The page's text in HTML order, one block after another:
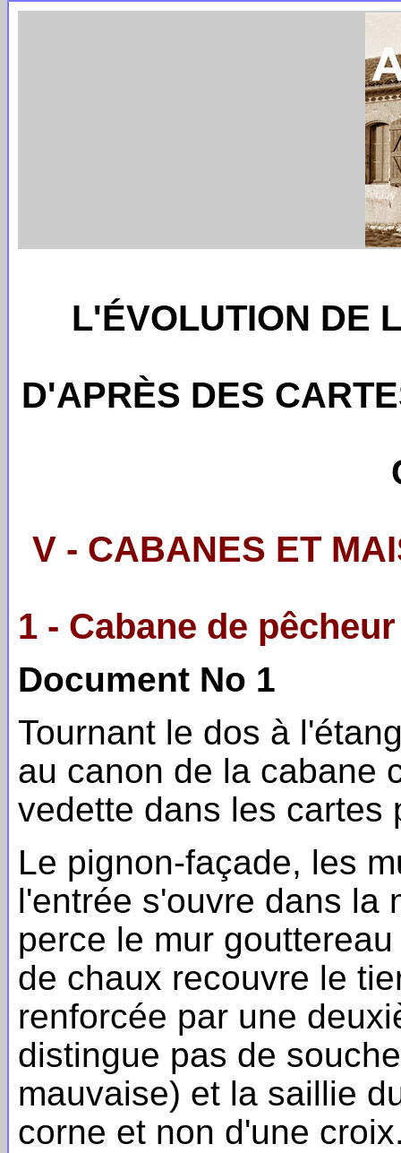
L'ÉVOLUTION DE
D'APRÈS DES
V - CABANES ET
1 - Cabane de
Document No 1
Tournant le dos à
au canon de la cabane
vedette dans les cartes
Le pignon-façade, les
l'entrée s'ouvre dans la
perce le mur
de chaux recouvre le
renforcée par une
distingue pas de
mauvaise) et la saillie
corne et non d'une